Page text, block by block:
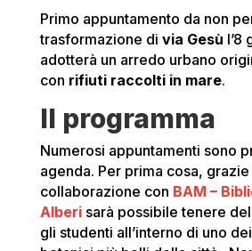
Primo appuntamento da non
trasformazione di via Gesù l’8
adotterà un arredo urbano
con rifiuti raccolti in mare.
Il programma
Numerosi appuntamenti sono
agenda. Per prima cosa, grazie
collaborazione con BAM –
Alberisarà possibile tenere
gli studenti all’interno di uno